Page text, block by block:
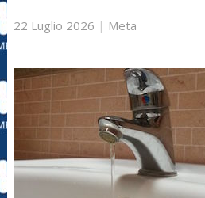
22 Luglio 2026 | Meta